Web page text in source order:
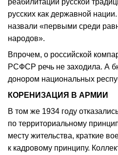
реабилитации русской
русских как державной
назвали «первыми среди
народов».
Впрочем, о российской
РСФСР речь не заходила. А
донором национальных
КОРЕНИЗАЦИЯ В АРМИИ
В том же 1934 году
по территориальному
месту жительства, краткие
к кадровому принципу.